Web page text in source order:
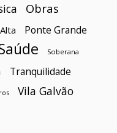
Obras
Ponte Grande
Soberana
Tranquilidade
Vila Galvão